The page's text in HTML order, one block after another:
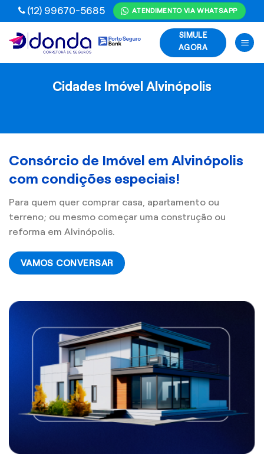
Skip
to
content
(12) 99670-5685 ATENDIMENTO VIA WHATSAPP
SIMULE
AGORA
Cidades Imóvel Alvinópolis
Consórcio de Imóvel em Alvinópolis
com condições especiais!
Para quem quer comprar casa, apartamento ou
terreno; ou mesmo começar uma construção ou
reforma em Alvinópolis.
VAMOS CONVERSAR